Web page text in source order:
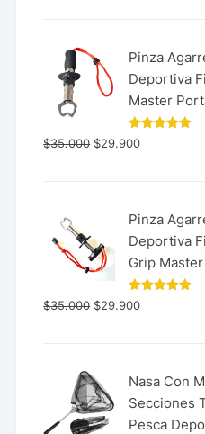
Pinza
Deportiva
Master
Valorado
con
$35.000 $29.900
Pinza
Deportiva
Grip
Valorado
con
$35.000 $29.900
Nasa Con
Secciones
Pesca